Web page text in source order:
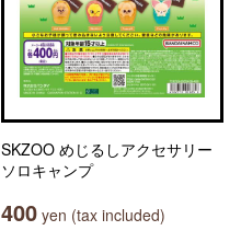
SKZOO めじるしアクセサリー
ソロキャンプ
400 yen (tax included)